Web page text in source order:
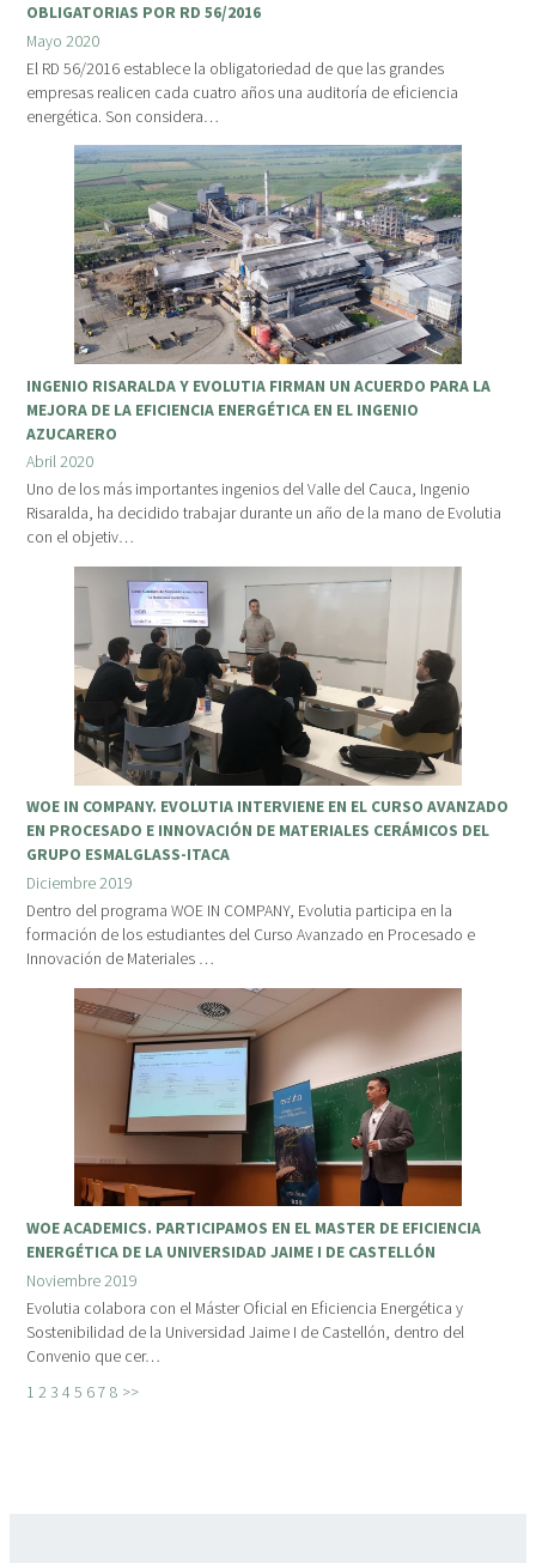
OBLIGATORIAS POR RD 56/2016
Mayo 2020
El RD 56/2016 establece la obligatoriedad de que las grandes
empresas realicen cada cuatro años una auditoría de eficiencia
energética. Son considera…
INGENIO RISARALDA Y EVOLUTIA FIRMAN UN ACUERDO PARA LA
MEJORA DE LA EFICIENCIA ENERGÉTICA EN EL INGENIO
AZUCARERO
Abril 2020
Uno de los más importantes ingenios del Valle del Cauca, Ingenio
Risaralda, ha decidido trabajar durante un año de la mano de Evolutia
con el objetiv…
WOE IN COMPANY. EVOLUTIA INTERVIENE EN EL CURSO AVANZADO
EN PROCESADO E INNOVACIÓN DE MATERIALES CERÁMICOS DEL
GRUPO ESMALGLASS-ITACA
Diciembre 2019
Dentro del programa WOE IN COMPANY, Evolutia participa en la
formación de los estudiantes del Curso Avanzado en Procesado e
Innovación de Materiales …
WOE ACADEMICS. PARTICIPAMOS EN EL MASTER DE EFICIENCIA
ENERGÉTICA DE LA UNIVERSIDAD JAIME I DE CASTELLÓN
Noviembre 2019
Evolutia colabora con el Máster Oficial en Eficiencia Energética y
Sostenibilidad de la Universidad Jaime I de Castellón, dentro del
Convenio que cer…
1 2 3 4 5 67 8 >>